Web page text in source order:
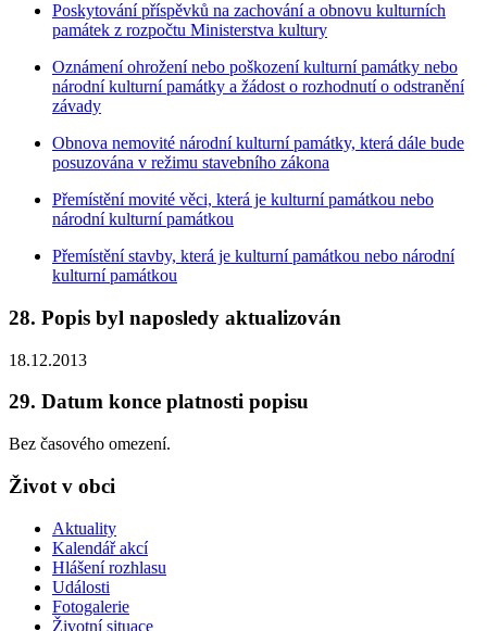
Poskytování příspěvků na zachování a obnovu kulturních
památek z rozpočtu Ministerstva kultury
Oznámení ohrožení nebo poškození kulturní památky nebo
národní kulturní památky a žádost o rozhodnutí o odstranění
závady
Obnova nemovité národní kulturní památky, která dále bude
posuzována v režimu stavebního zákona
Přemístění movité věci, která je kulturní památkou nebo
národní kulturní památkou
Přemístění stavby, která je kulturní památkou nebo národní
kulturní památkou
28. Popis byl naposledy aktualizován
18.12.2013
29. Datum konce platnosti popisu
Bez časového omezení.
Život v obci
Aktuality
Kalendář akcí
Hlášení rozhlasu
Události
Fotogalerie
Životní situace